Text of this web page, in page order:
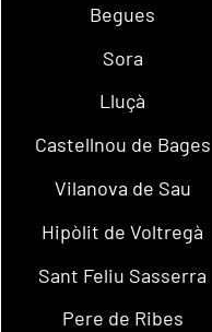
Begues
Sora
Lluçà
Castellnou de Bages
Vilanova de Sau
Hipòlit de Voltregà
Sant Feliu Sasserra
Pere de Ribes